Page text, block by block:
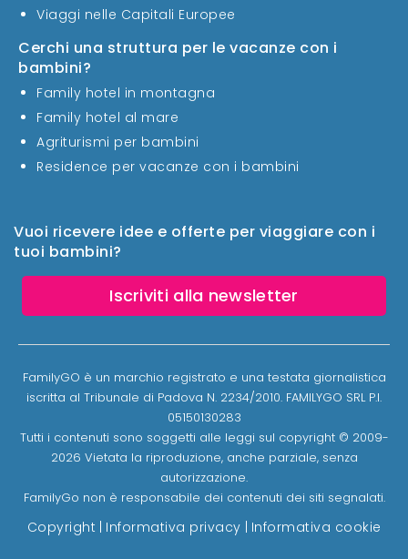
Vuoi ricevere idee e offerte per viaggiare con i
tuoi bambini?
Iscriviti alla newsletter
Viaggi nelle Capitali Europee
Cerchi una struttura per le vacanze con i
bambini?
Family hotel in montagna
Family hotel al mare
Agriturismi per bambini
Residence per vacanze con i bambini
FamilyGO è un marchio registrato e una testata giornalistica
iscritta al Tribunale di Padova N. 2234/2010. FAMILYGO SRL P.I.
05150130283
Tutti i contenuti sono soggetti alle leggi sul copyright © 2009-
2026 Vietata la riproduzione, anche parziale, senza
autorizzazione.
FamilyGo non è responsabile dei contenuti dei siti segnalati.
Copyright | Informativa privacy | Informativa cookie